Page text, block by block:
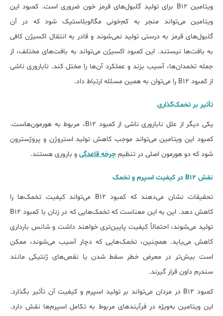
ویتامین B12 برای تولید گلبول‌های قرمز خون ضروری است. کمبود این
ویتامین می‌تواند منجر به کم‌خونی مگالوبلاستیک شود که در آن
گلبول‌های قرمز به درستی تولید نمی‌شوند و قادر به انتقال اکسیژن کافی
به بافت‌ها نیستند. این کمبود اکسیژن می‌تواند به بافت‌های مختلف، از
جمله تخمدان‎‌ها، آسیب بزند و عملکرد آن‌ها را مختل کند. ناباروری ناشی
از کمبود B12 را می‌توان به همین مسئله ارتباط داد.
تأثیر بر تخمک‌گذاری
یکی دیگر از علل ناباروری ناشی از کمبود B12، مربوط به هورمون‌هاست.
کمبود این ویتامین می‌تواند موجب کاهش تولید استروژن و پروژسترون
شود که دو هورمون اصلی در تنظیم چرخه قاعدگی و باروری هستند.
نقش B12 در کیفیت اسپرم و تخمک
تحقیقات نشان می‌دهند که کمبود B12 می‌تواند کیفیت تخمک‌ها را
کاهش دهد. این به این معناست که تخمک‌هایی که در زنان با کمبود B12
تولید می‌شوند، احتمالاً کیفیت پایین‌تری خواهند داشت و شانس بارداری
کاهش می‌یابد. همچنین، تخمک‌هایی که دچار آسیب می‌شوند، ممکن
است بیش‌تر در معرض خطر سقط شدن یا نقص‌های ژنتیکی مانند
سندرم داون قرار گیرند.
کمبود B12 در مردان می‌تواند بر تولید اسپرم و کیفیت آن تأثیر بگذارد.
این ویتامین به‌ویژه در فرآیندهای مربوط به تکامل اسپرم‌ها نقش دارد.